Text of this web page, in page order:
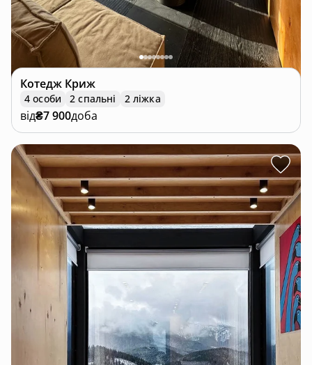
Котедж Криж
4 особи 2 спальні 2 ліжка
від₴7 900доба